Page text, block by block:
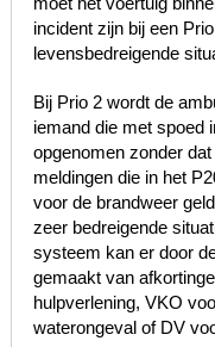
incident zijn bij een
levensbedreigende
Bij Prio 2 wordt de
iemand die met spoed
opgenomen zonder
meldingen die in het
voor de brandweer
zeer bedreigende
systeem kan er door
gemaakt van
hulpverlening, VKO
waterongeval of DV